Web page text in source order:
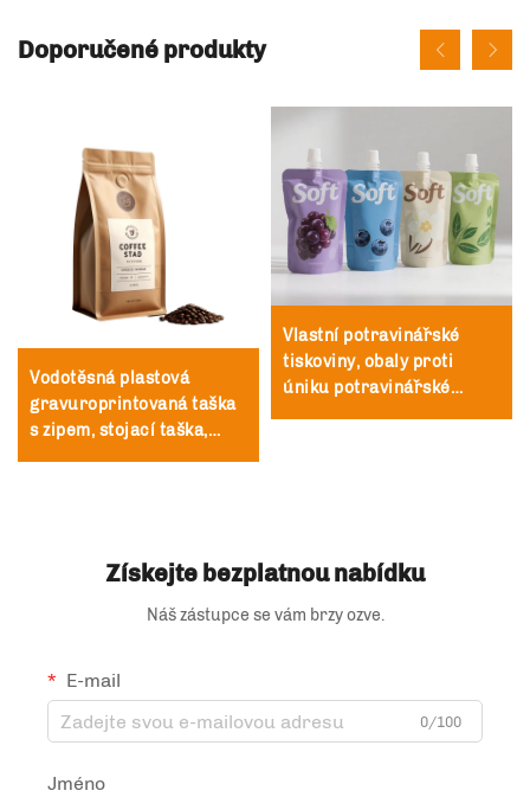
Doporučené produkty
Vodotěsná plastová
gravuroprintovaná taška
s zipem, stojací taška,
Vlastní potravinářské
tiskoviny, obaly proti
úniku potravinářské
Získejte bezplatnou nabídku
Náš zástupce se vám brzy ozve.
E-mail
0/100
Jméno